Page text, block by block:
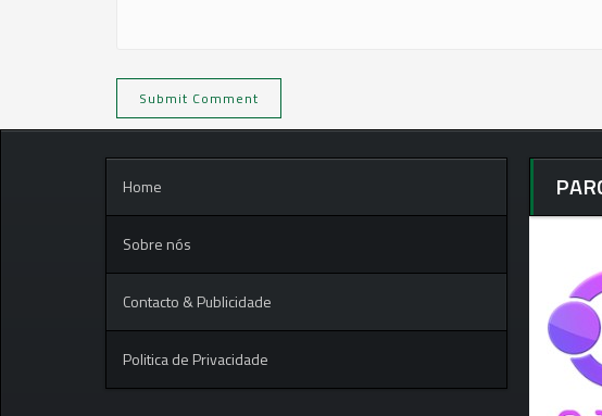
Home
Sobre nós
Contacto & Publicidade
Politica de Privacidade